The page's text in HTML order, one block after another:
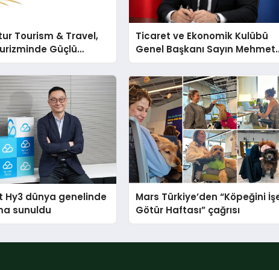
Tourism & Travel,
Güçlü
Ağıyla Fark
Ticaret ve Ekonomik Kulübü
Genel Başkanı Sayın Mehmet
Ulutaş, ekonomiye dair
açıklamada şunları kaydetti:
Hy3 dünya genelinde
sunuldu
Mars Türkiye’den “Köpeğini
Götür Haftası” çağrısı